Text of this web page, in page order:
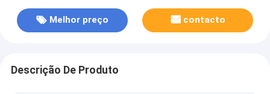
Melhor preço contacto
Descrição De Produto